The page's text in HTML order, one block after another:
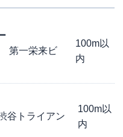
第一栄来ビ
100m以
内
谷トライアン
100m以
内